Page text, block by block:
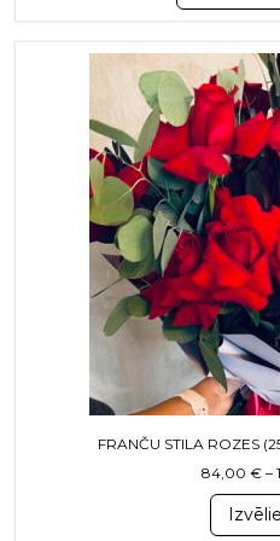
FRANČU STILA ROZES
84,00 € –